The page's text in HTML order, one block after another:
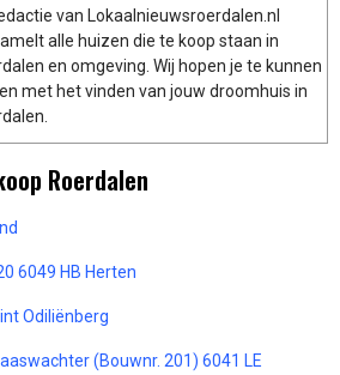
van Lokaalnieuwsroerdalen.nl
alle huizen die te koop staan in
en omgeving. Wij hopen je te kunnen
met het vinden van jouw droomhuis in
Roerdalen
6049 HB Herten
Odiliënberg
(Bouwnr. 201) 6041 LE